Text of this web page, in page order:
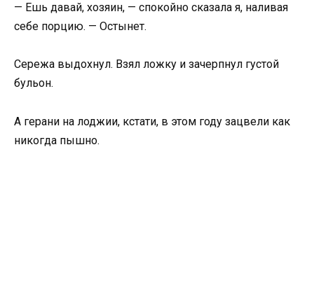
— Ешь давай, хозяин, — спокойно сказала я, наливая
себе порцию. — Остынет.
Сережа выдохнул. Взял ложку и зачерпнул густой
бульон.
А герани на лоджии, кстати, в этом году зацвели как
никогда пышно.